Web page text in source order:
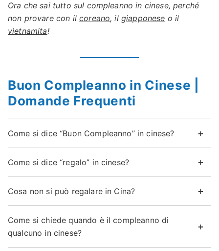
Ora che sai tutto sul compleanno in cinese, perché
non provare con ilcoreano, il giapponese o il
vietnamita!
Buon Compleanno in Cinese |
Domande Frequenti
Come si dice “Buon Compleanno” in cinese?
Come si dice “regalo” in cinese?
Cosa non si può regalare in Cina?
Come si chiede quando è il compleanno di
qualcuno in cinese?